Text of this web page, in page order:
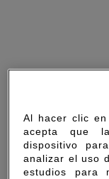
Al hacer clic en
acepta que
dispositivo
analizar el uso
estudios para